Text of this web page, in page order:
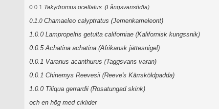
0.0.1 Takydromus ocellatus (Långsvansödla)
0.1.0 Chamaeleo calyptratus (Jemenkameleont)
1.0.0 Lampropeltis getulta californiae (Kalifornisk kungssnik)
0.0.5 Achatina achatina (Afrikansk jättesnigel)
0.0.1 Varanus acanthurus (Taggsvans varan)
0.0.1 Chinemys Reevesii (Reeve's Kärrsköldpadda)
1.0.0 Tiliqua gerrardii (Rosatungad skink)
och en hög med ciklider